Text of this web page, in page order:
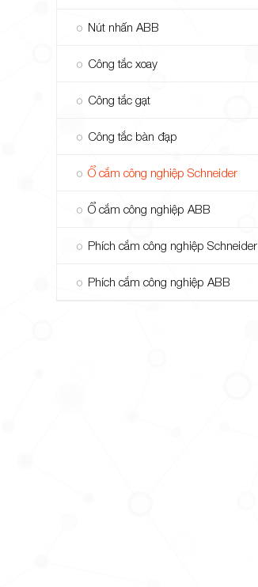
Nút nhấn ABB
Công tắc xoay
Công tắc gạt
Công tắc bàn đạp
Ổ cắm công nghiệp Schneider
Ổ cắm công nghiệp ABB
Phích cắm công nghiệp Schneider
Phích cắm công nghiệp ABB